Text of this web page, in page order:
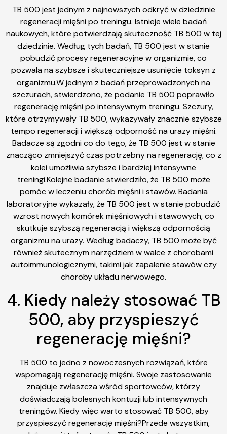
TB 500 jest jednym z najnowszych odkryć w dziedzinie
regeneracji mięśni po treningu. Istnieje wiele badań
naukowych, które potwierdzają skuteczność TB 500 w tej
dziedzinie. Według tych badań, TB 500 jest w stanie
pobudzić procesy regeneracyjne w organizmie, co
pozwala na szybsze i skuteczniejsze usunięcie toksyn z
organizmu.W jednym z badań przeprowadzonych na
szczurach, stwierdzono, że podanie TB 500 poprawiło
regenerację mięśni po intensywnym treningu. Szczury,
które otrzymywały TB 500, wykazywały znacznie szybsze
tempo regeneracji i większą odporność na urazy mięśni.
Badacze są zgodni co do tego, że TB 500 jest w stanie
znacząco zmniejszyć czas potrzebny na regenerację, co z
kolei umożliwia szybsze i bardziej intensywne
treningi.Kolejne badanie stwierdziło, że TB 500 może
pomóc w leczeniu chorób mięśni i stawów. Badania
laboratoryjne wykazały, że TB 500 jest w stanie pobudzić
wzrost nowych komórek mięśniowych i stawowych, co
skutkuje szybszą regeneracją i większą odpornością
organizmu na urazy. Według badaczy, TB 500 może być
również skutecznym narzędziem w walce z chorobami
autoimmunologicznymi, takimi jak zapalenie stawów czy
choroby układu nerwowego.
4. Kiedy należy stosować TB
500, aby przyspieszyć
regenerację mięśni?
TB 500 to jedno z nowoczesnych rozwiązań, które
wspomagają regenerację mięśni. Swoje zastosowanie
znajduje zwłaszcza wśród sportowców, którzy
doświadczają bolesnych kontuzji lub intensywnych
treningów. Kiedy więc warto stosować TB 500, aby
przyspieszyć regenerację mięśni?Przede wszystkim,